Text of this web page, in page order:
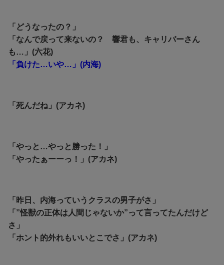
「どうなったの？」
「なんで戻って来ないの？ 響君も、キャリバーさん
も…」(六花)
「負けた…いや…」(内海)
「死んだね」(アカネ)
「やっと…やっと勝った！」
「やったぁーーっ！」(アカネ)
「昨日、内海っていうクラスの男子がさ」
「”怪獣の正体は人間じゃないか”って言ってたんだけど
さ」
「ホント的外れもいいとこでさ」(アカネ)